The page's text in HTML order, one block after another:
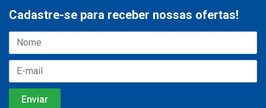
Cadastre-se para receber nossas ofertas!